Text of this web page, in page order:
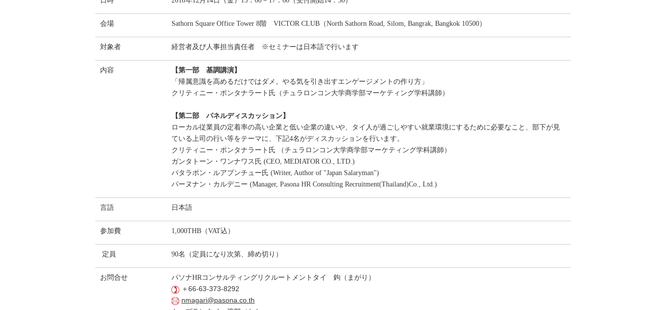
会場 Sathorn Square Office Tower 8階 VICTOR CLUB（North Sathorn Road, Silom, Bangrak, Bangkok 10500）
対象者 経営者及び人事担当責任者 ※セミナーは日本語で行います
内容
【第一部 基調講演】
「帰属意識を高めるだけではダメ。やる気を引き出すエンゲージメントの作り方」
クリティニー・ポンタナラート氏（チュラロンコン大学商学部マーケティング学科講師）
【第二部 パネルディスカッション】
ローカル従業員の定着率の高い企業と低い企業の違いや、タイ人が過ごしやすい就業環境にするために必要なこと、部下が見
ている上司の行い等をテーマに、下記4名がディスカッションを行います。
クリティニー・ポンタナラート氏 （チュラロンコン大学商学部マーケティング学科講師）
ガンタトーン・ワンナワス氏 (CEO, MEDIATOR CO., LTD.)
パタラポン・ルアブンチュー氏 (Writer, Author of "Japan Salaryman")
パーヌナン・カルデニー (Manager, Pasona HR Consulting Recruitment(Thailand)Co., Ltd.)
言語 日本語
参加費 1,000THB（VAT込）
定員 90名（定員になり次第、締め切り）
お問合せ
パソナHRコンサルティングリクルートメントタイ 鉤（まがり）
＋ 66-63-373-8292
nmagari@pasona.co.th
パソナHRコンサルティングリクルートメントタイ 鉤（まがり）
nmagari@pasona.co.th
パソナHRコンサルティングリクルートメントタイ 鉤（まがり）
nmagari@pasona.co.th
パソナHRコンサルティングリクルートメントタイ 鉤（まがり）
nmagari@pasona.co.th
パソナHRコンサルティングリクルートメントタイ 鉤（まがり）